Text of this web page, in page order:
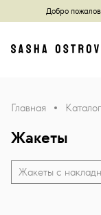
Добро
Главная
Главная Каталог
Жакеты
Жакеты с